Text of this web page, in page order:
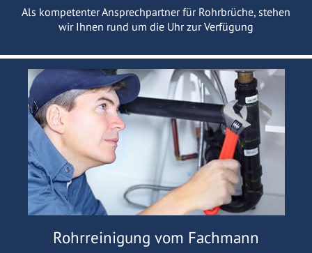
Als kompetenter Ansprechpartner für Rohrbrüche, stehen
wir Ihnen rund um die Uhr zur Verfügung
Rohrreinigung vom Fachmann